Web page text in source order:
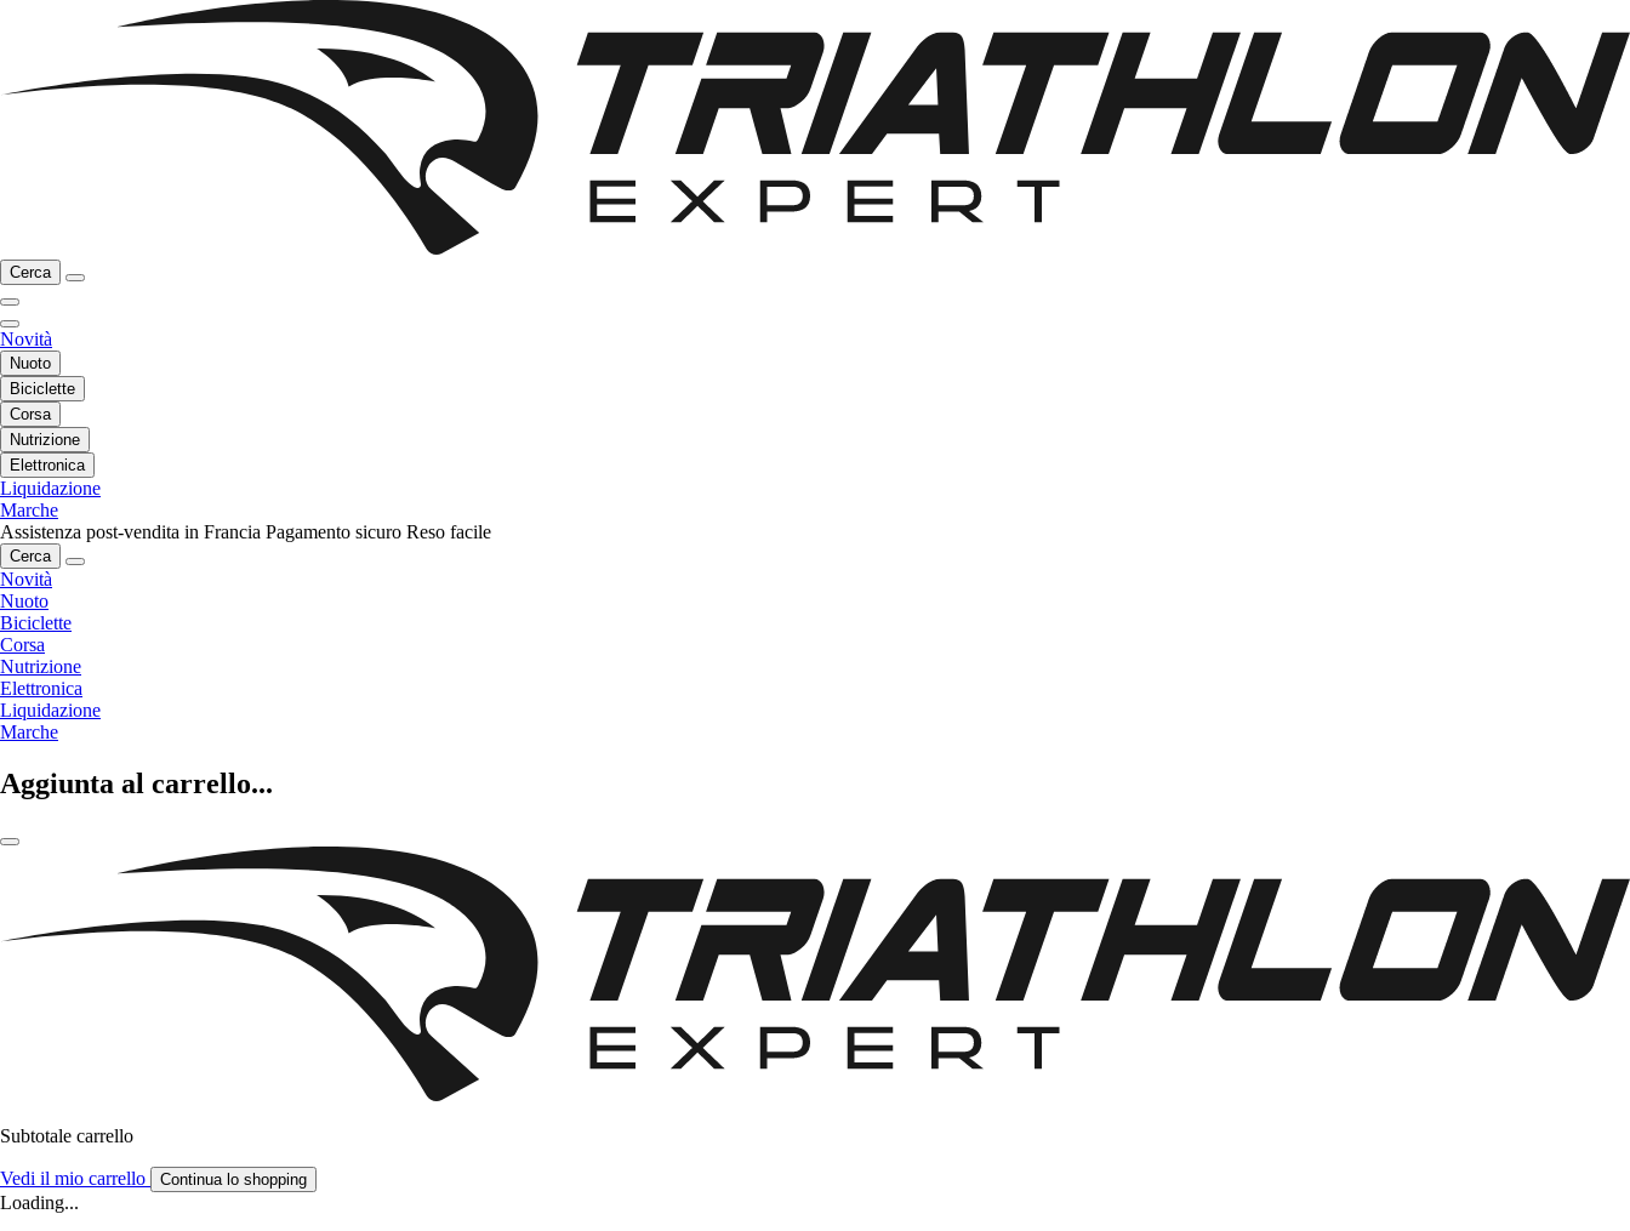
Cerca
Novità
Nuoto
Biciclette
Corsa
Nutrizione
Elettronica
Liquidazione
Marche
Assistenza post-vendita in Francia Pagamento sicuro Reso facile
Cerca
Novità
Nuoto
Biciclette
Corsa
Nutrizione
Elettronica
Liquidazione
Marche
Aggiunta al carrello...
Subtotale carrello
Vedi il mio carrello Continua lo shopping
Loading...